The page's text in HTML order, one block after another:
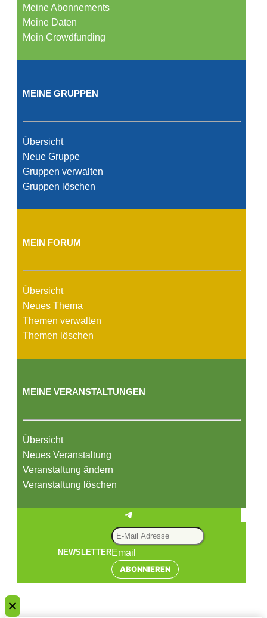
Meine Abonnements
Meine Daten
Mein Crowdfunding
MEINE GRUPPEN
Übersicht
Neue Gruppe
Gruppen verwalten
Gruppen löschen
MEIN FORUM
Übersicht
Neues Thema
Themen verwalten
Themen löschen
MEINE VERANSTALTUNGEN
Übersicht
Neues Veranstaltung
Veranstaltung ändern
Veranstaltung löschen
Telegram
NEWSLETTEREmail
ABONNIEREN